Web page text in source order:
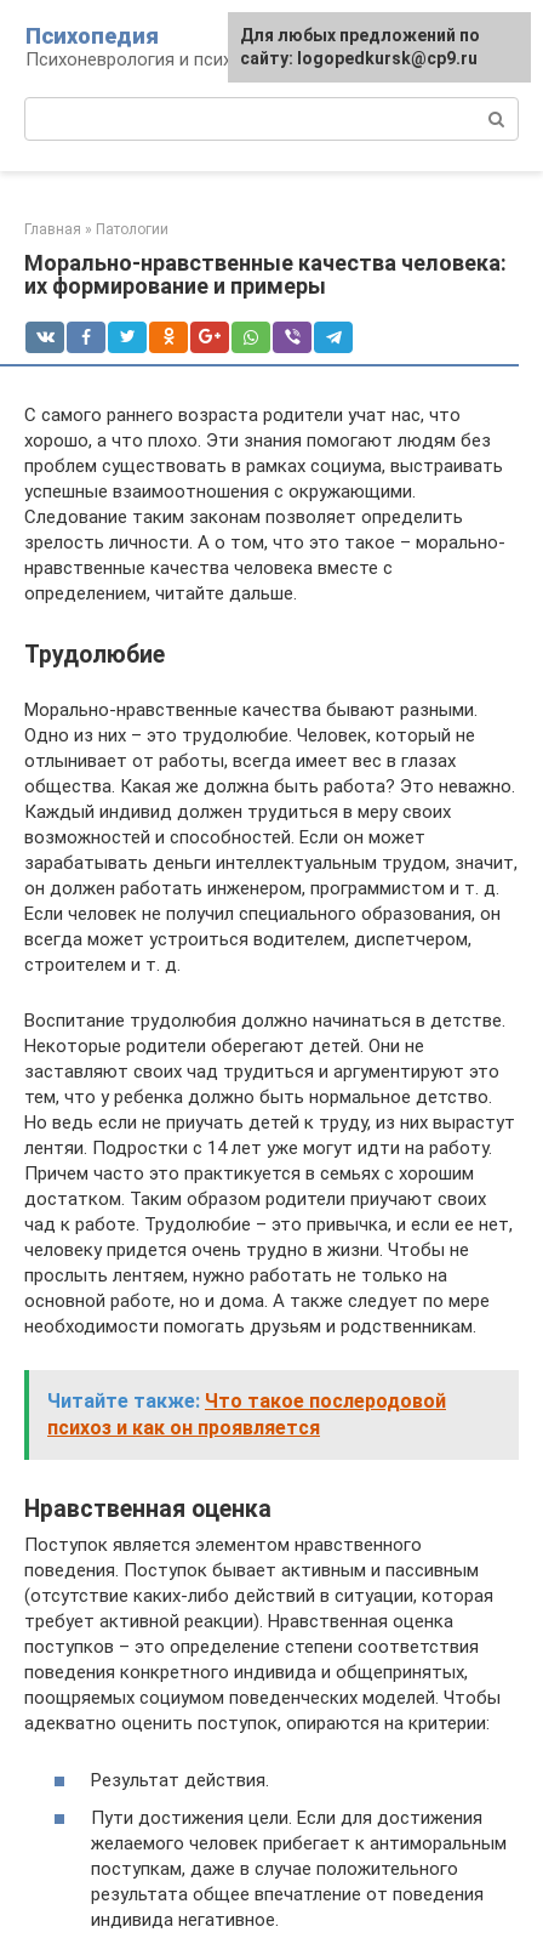
контенту
Психопедия
Психоневрология и психиатрия
Главная » Патологии
Морально-нравственные качества человека:
их формирование и примеры
С самого раннего возраста родители учат нас, что
хорошо, а что плохо. Эти знания помогают людям без
проблем существовать в рамках социума, выстраивать
успешные взаимоотношения с окружающими.
Следование таким законам позволяет определить
зрелость личности. А о том, что это такое – морально-
нравственные качества человека вместе с
определением, читайте дальше.
Трудолюбие
Морально-нравственные качества бывают разными.
Одно из них – это трудолюбие. Человек, который не
отлынивает от работы, всегда имеет вес в глазах
общества. Какая же должна быть работа? Это неважно.
Каждый индивид должен трудиться в меру своих
возможностей и способностей. Если он может
зарабатывать деньги интеллектуальным трудом, значит,
он должен работать инженером, программистом и т. д.
Если человек не получил специального образования, он
всегда может устроиться водителем, диспетчером,
строителем и т. д.
Воспитание трудолюбия должно начинаться в детстве.
Некоторые родители оберегают детей. Они не
заставляют своих чад трудиться и аргументируют это
тем, что у ребенка должно быть нормальное детство.
Но ведь если не приучать детей к труду, из них вырастут
лентяи. Подростки с 14 лет уже могут идти на работу.
Причем часто это практикуется в семьях с хорошим
достатком. Таким образом родители приучают своих
чад к работе. Трудолюбие – это привычка, и если ее нет,
человеку придется очень трудно в жизни. Чтобы не
прослыть лентяем, нужно работать не только на
основной работе, но и дома. А также следует по мере
необходимости помогать друзьям и родственникам.
Читайте также: Что такое послеродовой
психоз и как он проявляется
Нравственная оценка
Поступок является элементом нравственного
поведения. Поступок бывает активным и пассивным
(отсутствие каких-либо действий в ситуации, которая
требует активной реакции). Нравственная оценка
поступков – это определение степени соответствия
поведения конкретного индивида и общепринятых,
поощряемых социумом поведенческих моделей. Чтобы
адекватно оценить поступок, опираются на критерии:
Результат действия.
Пути достижения цели. Если для достижения
желаемого человек прибегает к антиморальным
поступкам, даже в случае положительного
результата общее впечатление от поведения
индивида негативное.
Для любых предложений по
сайту: logopedkursk@cp9.ru